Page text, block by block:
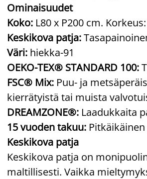
Ominaisuudet
Koko: L80 x P200 cm.
Keskikova patja:
Väri: hiekka-91
OEKO-TEX® STANDARD 100:
FSC® Mix: Puu- ja
kierrätyistä tai muista
DREAMZONE®: Laadukkaita
15 vuoden takuu:
Keskikova patja
Keskikova patja on
maltillisesti. Vaikka